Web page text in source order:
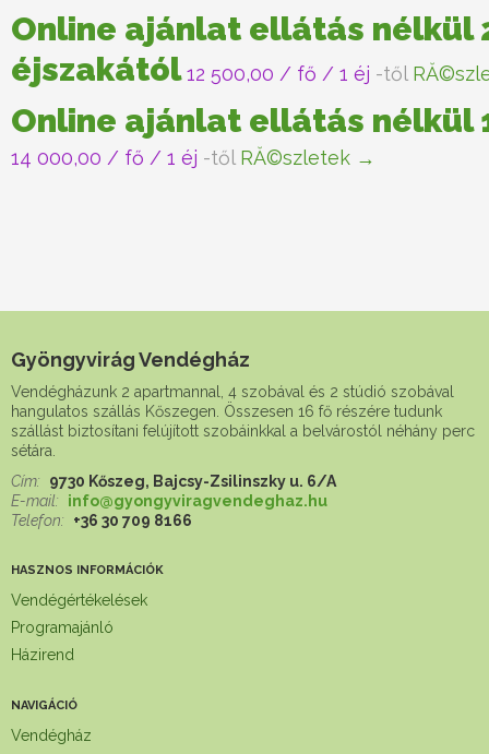
Online ajánlat ellátás nélkül
éjszakától 12 500,00 / fő / 1 éj -től
Online ajánlat ellátás nélkül
14 000,00 / fő / 1 éj -től RĂ©szletek →
Gyöngyvirág Vendégház
Vendégházunk 2 apartmannal, 4 szobával és 2 stúdió szobával
hangulatos szállás Kőszegen. Összesen 16 fő részére tudunk
szállást biztosítani felújított szobáinkkal a belvárostól néhány perc
sétára.
Cím:
9730 Kőszeg, Bajcsy-Zsilinszky u. 6/A
E-mail:
info@gyongyviragvendeghaz.hu
Telefon:
+36 30 709 8166
HASZNOS INFORMÁCIÓK
Vendégértékelések
Programajánló
Házirend
NAVIGÁCIÓ
Vendégház